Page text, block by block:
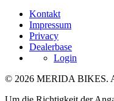
Kontakt
Impressum
Privacy
Dealerbase
Login
© 2026 MERIDA BIKES.